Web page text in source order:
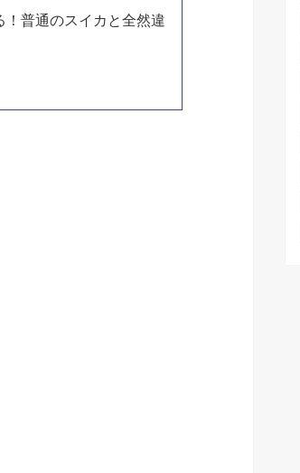
普通のスイカと全然違